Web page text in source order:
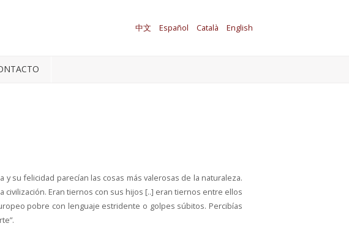
中文 Español Català English
su felicidad parecían las cosas más valerosas de la naturaleza.
Eran tiernos con sus hijos [..] eran tiernos entre ellos
pobre con lenguaje estridente o golpes súbitos. Percibías